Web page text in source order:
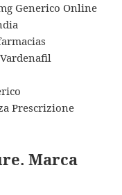
Generico Online
Prescrizione
Marca